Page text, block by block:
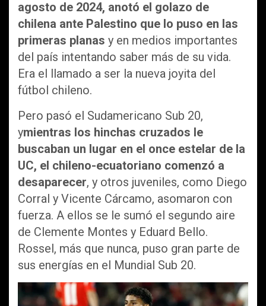
agosto de 2024, anotó el golazo de
chilena ante Palestino que lo puso en las
primeras planas y en medios importantes
del país intentando saber más de su vida.
Era el llamado a ser la nueva joyita del
fútbol chileno.
Pero pasó el Sudamericano Sub 20,
ymientras los hinchas cruzados le
buscaban un lugar en el once estelar de la
UC, el chileno-ecuatoriano comenzó a
desaparecer, y otros juveniles, como Diego
Corral y Vicente Cárcamo, asomaron con
fuerza. A ellos se le sumó el segundo aire
de Clemente Montes y Eduard Bello.
Rossel, más que nunca, puso gran parte de
sus energías en el Mundial Sub 20.